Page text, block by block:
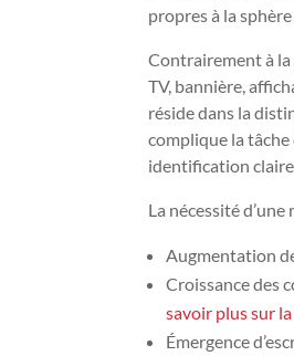
propres à la
Contrairement à
TV, bannière,
réside dans la
complique la
identification
La nécessité
Augmentation
Croissance des
savoir plus sur
Émergence